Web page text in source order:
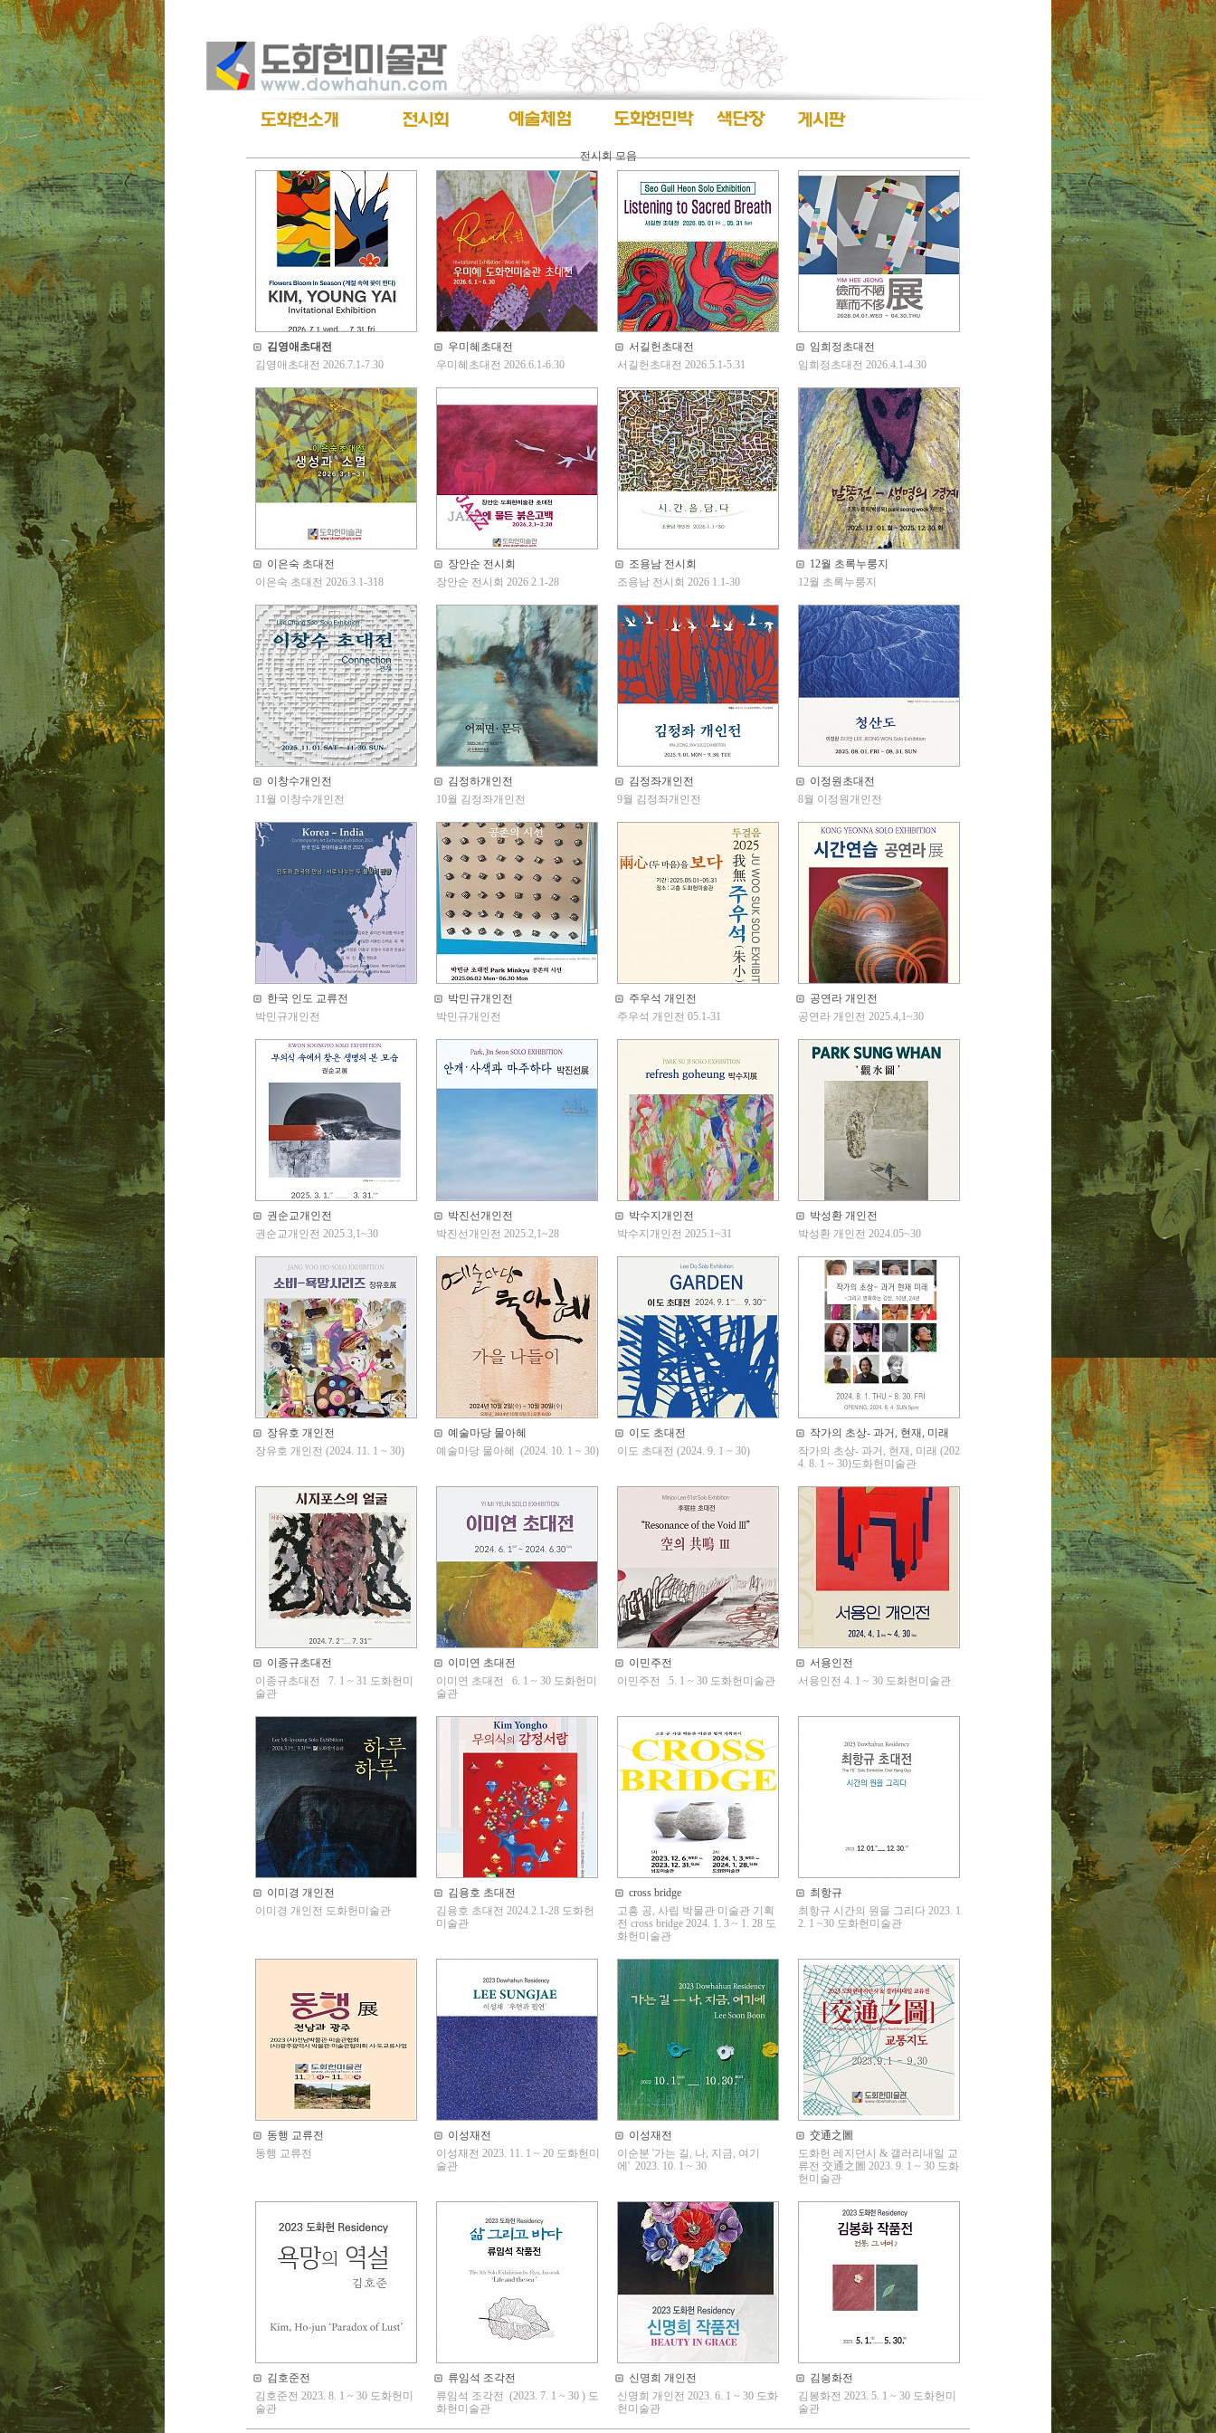
전시회 모음
김영애초대전
김영애초대전 2026.7.1-7.30
우미혜초대전
우미혜초대전 2026.6.1-6.30
서길헌초대전
서길헌초대전 2026.5.1-5.31
임희정초대전
임희정초대전 2026.4.1-4.30
이은숙 초대전
이은숙 초대전 2026.3.1-318
장안순 전시회
장안순 전시회 2026 2.1-28
조용남 전시회
조용남 전시회 2026 1.1-30
12월 초록누룽지
12월 초록누룽지
이창수개인전
11월 이창수개인전
김정하개인전
10월 김정좌개인전
김정좌개인전
9월 김정좌개인전
이정원초대전
8월 이정원개인전
한국 인도 교류전
박민규개인전
박민규개인전
박민규개인전
주우석 개인전
주우석 개인전 05.1-31
공연라 개인전
공연라 개인전 2025.4,1~30
권순교개인전
권순교개인전 2025.3,1~30
박진선개인전
박진선개인전 2025.2,1~28
박수지개인전
박수지개인전 2025.1~31
박성환 개인전
박성환 개인전 2024.05~30
장유호 개인전
장유호 개인전 (2024. 11. 1 ~ 30)
예술마당 물아혜
예술마당 물아혜 (2024. 10. 1 ~ 30)
이도 초대전
이도 초대전 (2024. 9. 1 ~ 30)
작가의 초상- 과거, 현재, 미래
작가의 초상- 과거, 현재, 미래 (202
4. 8. 1 ~ 30)도화헌미술관
이종규초대전
이종규초대전 7. 1 ~ 31 도화헌미
술관
이미연 초대전
이미연 초대전 6. 1 ~ 30 도화헌미
술관
이민주전
이민주전 5. 1 ~ 30 도화헌미술관
서용인전
서용인전 4. 1 ~ 30 도화헌미술관
이미경 개인전
이미경 개인전 도화헌미술관
김용호 초대전
김용호 초대전 2024.2.1-28 도화헌
미술관
cross bridge
고흥 공, 사립 박물관 미술관 기획
전 cross bridge 2024. 1. 3 ~ 1. 28 도
화헌미술관
최항규
최항규 시간의 원을 그리다 2023. 1
2. 1 ~30 도화헌미술관
동행 교류전
동행 교류전
이성재전
이성재전 2023. 11. 1 ~ 20 도화헌미
술관
이성재전
이순분 '가는 길, 나, 지금, 여기
에' 2023. 10. 1 ~ 30
交通之圖
도화헌 레지던시 & 갤러리내일 교
류전 交通之圖 2023. 9. 1 ~ 30 도화
헌미술관
김호준전
김호준전 2023. 8. 1 ~ 30 도화헌미
술관
류임석 조각전
류임석 조각전 (2023. 7. 1 ~ 30 ) 도
화헌미술관
신명희 개인전
신명희 개인전 2023. 6. 1 ~ 30 도화
헌미술관
김봉화전
김봉화전 2023. 5. 1 ~ 30 도화헌미
술관